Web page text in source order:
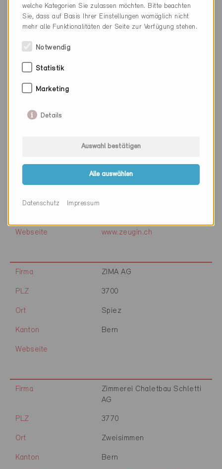
Firma Zellweger Architekten AG
PLZ
Ort
Kanton
Webseite
3110
Webseite www.zeugin.ch
Firma ZIMA AG
PLZ 3700
Ort Spiez
Kanton Bern
Webseite
Firma
Zimmerei Chaletbau Schletti
AG
PLZ 3770
Ort Zweisimmen
Kanton Bern
welche Kategorien Sie zulassen möchten. Bitte beachten
Sie, dass auf Basis Ihrer Einstellungen womöglich nicht
mehr alle Funktionalitäten der Seite zur Verfügung stehen.
Notwendig
Statistik
Marketing
Details
Auswahl bestätigen
Alle auswählen
Datenschutz Impressum